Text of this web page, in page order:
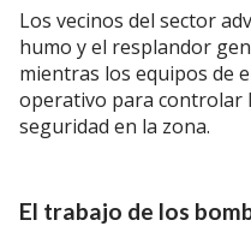
Los vecinos del sector
humo y el resplandor
mientras los equipos de
operativo para controlar
seguridad en la zona.
El trabajo de los